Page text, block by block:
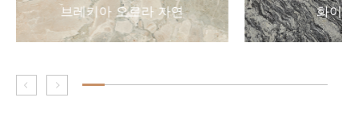
브레키아 오로라 자연 화이트